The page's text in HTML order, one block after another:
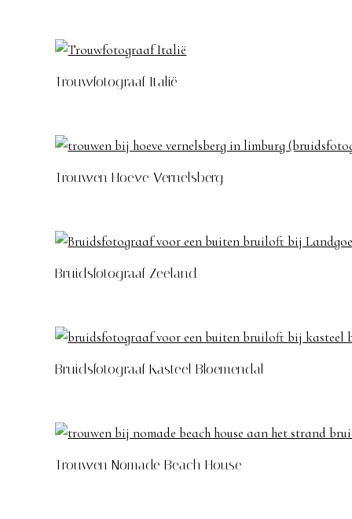
Trouwfotograaf Italië
Trouwen Hoeve Vernelsberg
Bruidsfotograaf Zeeland
Bruidsfotograaf Kasteel Bloemendal
Trouwen Nomade Beach House